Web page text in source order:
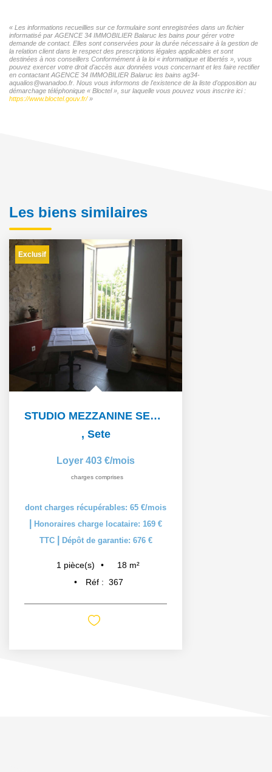
« Les informations recueillies sur ce formulaire sont enregistrées dans un fichier
informatisé par AGENCE 34 IMMOBILIER Balaruc les bains pour gérer votre
demande de contact. Elles sont conservées pour la durée nécessaire à la gestion de
la relation client dans le respect des prescriptions légales applicables et sont
destinées à nos conseillers Conformément à la loi « informatique et libertés », vous
pouvez exercer votre droit d'accès aux données vous concernant et les faire rectifier
en contactant AGENCE 34 IMMOBILIER Balaruc les bains ag34-
aqualios@wanadoo.fr. Nous vous informons de l'existence de la liste d'opposition au
démarchage téléphonique « Bloctel », sur laquelle vous pouvez vous inscrire ici :
https://www.bloctel.gouv.fr/»
Les biens similaires
Exclusif
STUDIO MEZZANINE SETE - 1 pièce(s) - 19 m2
, Sete
Loyer 403 €/mois
charges comprises
dont charges récupérables: 65 €/mois
Honoraires charge locataire: 169 €
TTC
Dépôt de garantie: 676 €
1 pièce(s) 18 m²
Réf : 367